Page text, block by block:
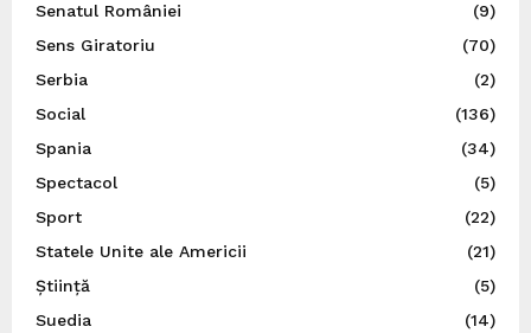
Senatul României
(9)
Sens Giratoriu
(70)
Serbia
(2)
Social
(136)
Spania
(34)
Spectacol
(5)
Sport
(22)
Statele Unite ale Americii
(21)
Știință
(5)
Suedia
(14)